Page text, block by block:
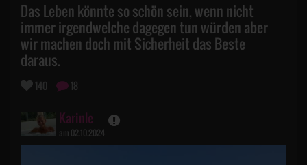
Das Leben könnte so schön sein, wenn nicht
immer irgendwelche dagegen tun würden aber
wir machen doch mit Sicherheit das Beste
daraus.
140 18
Karinle
am 02.10.2024